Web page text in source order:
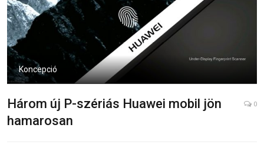
Koncepció
Három új P-szériás Huawei mobil jön
hamarosan
0